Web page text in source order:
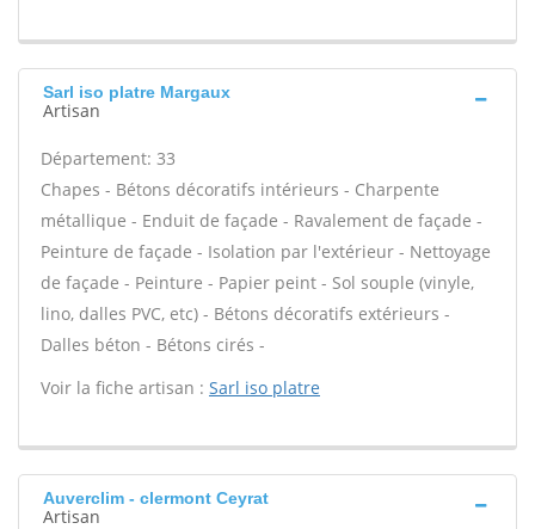
Sarl iso platre Margaux
Artisan
Département: 33
Chapes - Bétons décoratifs intérieurs - Charpente
métallique - Enduit de façade - Ravalement de façade -
Peinture de façade - Isolation par l'extérieur - Nettoyage
de façade - Peinture - Papier peint - Sol souple (vinyle,
lino, dalles PVC, etc) - Bétons décoratifs extérieurs -
Dalles béton - Bétons cirés -
Voir la fiche artisan : Sarl iso platre
Auverclim - clermont Ceyrat
Artisan